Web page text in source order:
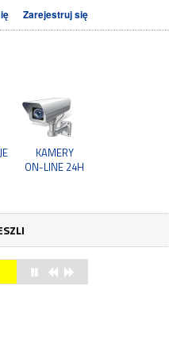
Zarejestruj się
KAMERY
ON-LINE 24H